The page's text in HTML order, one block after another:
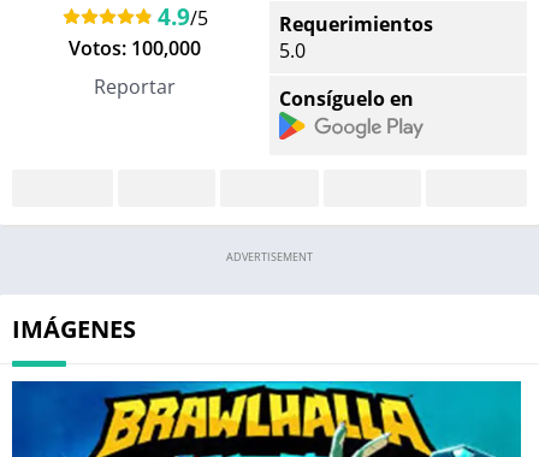
4.9/5
Votos: 100,000
Reportar
Requerimientos
5.0
Consíguelo en
ADVERTISEMENT
IMÁGENES